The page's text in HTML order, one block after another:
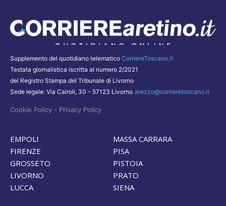
Supplemento del quotidiano telematico CorriereToscano.it
Testata giornalistica iscritta al numero 2/2021
del Registro Stampa del Tribunale di Livorno
Sede legale: Via Cairoli, 30 - 57123 Livorno arezzo@corrieretoscano.it
Cookie Policy - Privacy Policy
EMPOLI
FIRENZE
GROSSETO
LIVORNO
LUCCA
MASSA CARRARA
PISA
PISTOIA
PRATO
SIENA